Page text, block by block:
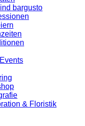
bargusto
& Floristik